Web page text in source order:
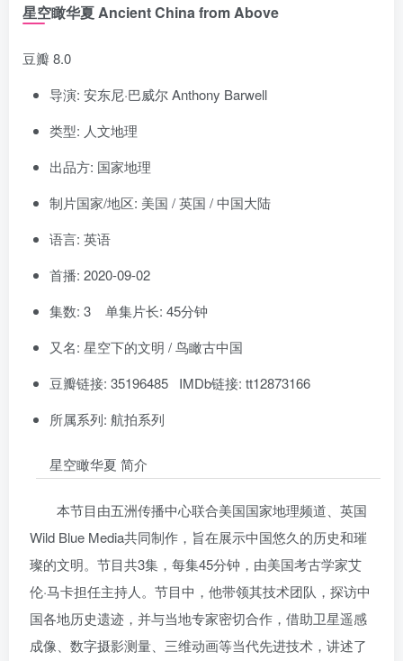
星空瞰华夏 Ancient China from Above
豆瓣 8.0
导演: 安东尼·巴威尔 Anthony Barwell
类型: 人文地理
出品方: 国家地理
制片国家/地区: 美国 / 英国 / 中国大陆
语言: 英语
首播: 2020-09-02
集数: 3 单集片长: 45分钟
又名: 星空下的文明 / 鸟瞰古中国
豆瓣链接: 35196485 IMDb链接: tt12873166
所属系列: 航拍系列
星空瞰华夏 简介
本节目由五洲传播中心联合美国国家地理频道、英国
Wild Blue Media共同制作，旨在展示中国悠久的历史和璀
璨的文明。节目共3集，每集45分钟，由美国考古学家艾
伦·马卡担任主持人。节目中，他带领其技术团队，探访中
国各地历史遗迹，并与当地专家密切合作，借助卫星遥感
成像、数字摄影测量、三维动画等当代先进技术，讲述了